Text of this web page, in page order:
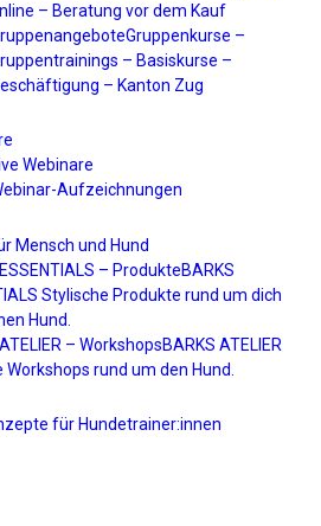
– Beratung vor dem Kauf
Gruppenkurse –
– Basiskurse –
– Kanton Zug
Webinare
Aufzeichnungen
Mensch und Hund
– ProdukteBARKS
Stylische Produkte rund um dich
Hund.
– WorkshopsBARKS ATELIER
Workshops rund um den Hund.
für Hundetrainer:innen